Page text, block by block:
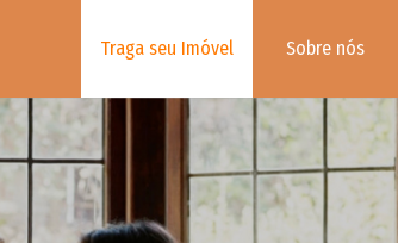
Traga seu Imóvel Sobre nós